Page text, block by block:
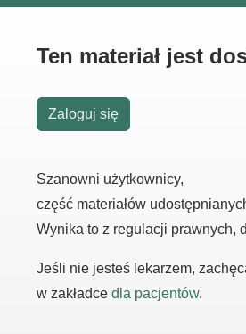
Ten materiał jest
Zaloguj się
Szanowni użytkownicy,
część materiałów
Wynika to z regulacji prawnych,
Jeśli nie jesteś lekarzem,
w zakładce dla pacjentów.